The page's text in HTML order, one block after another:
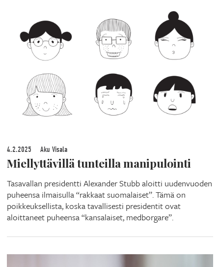
4.2.2025 Aku Visala
Miellyttävillä tunteilla manipulointi
Tasavallan presidentti Alexander Stubb aloitti uudenvuoden
puheensa ilmaisulla “rakkaat suomalaiset”. Tämä on
poikkeuksellista, koska tavallisesti presidentit ovat
aloittaneet puheensa “kansalaiset, medborgare”.